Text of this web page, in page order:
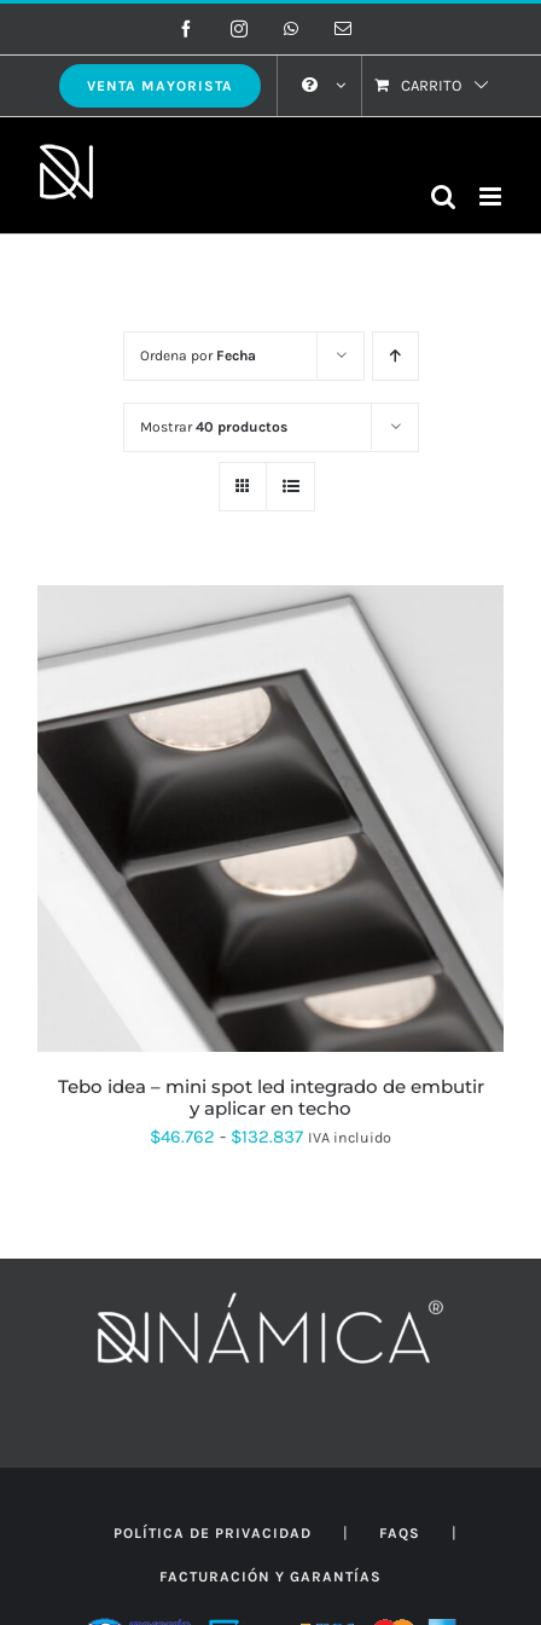
al
contenido
FacebookInstagramWhatsAppCorreo
VENTA MAYORISTA CARRITO
Ordena por Fecha
Mostrar40 productos
PRODUCTO
MÚLTIPLES
VARIANTES.
LAS
PUEDEN
ELEGIR
PÁGINA
DE
PRODUCTO
tebo idea – mini spot led integrado de embutir
y aplicar en techo
$46.762 - $132.837Rango
$132.837
IVA incluido
POLÍTICA DE PRIVACIDAD | FAQS |
FACTURACIÓN Y GARANTÍAS